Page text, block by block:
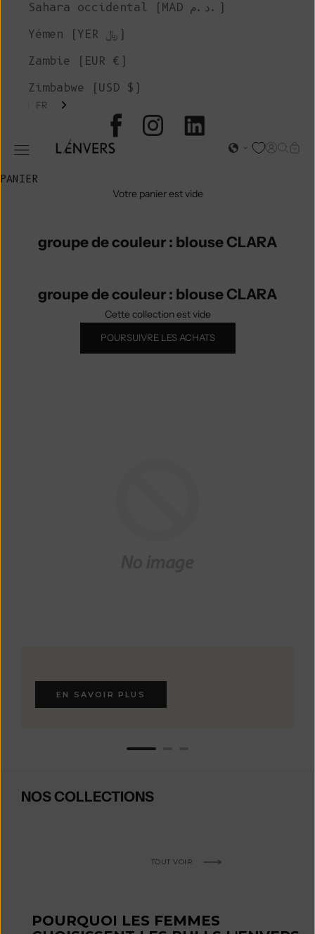
L'ENVERS
Ouvrir le menu de navigation Page
Sahara occidental (MAD د.م.)
Yémen (YER ﷼)
Zambie (EUR €)
Zimbabwe (USD $)
FR
PANIER
Votre panier est vide
groupe de couleur : blouse CLARA
groupe de couleur : blouse CLARA
Cette collection est vide
POURSUIVRE LES ACHATS
EN SAVOIR PLUS
NOS COLLECTIONS
TOUT VOIR
POURQUOI LES FEMMES